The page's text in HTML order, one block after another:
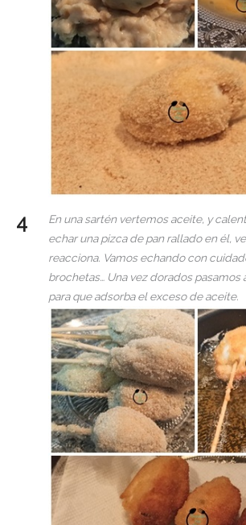
En una sartén vertemos aceite, y
echar una pizca de pan rallado en él,
reacciona. Vamos echando con
brochetas… Una vez dorados pasamos
para que adsorba el exceso de aceite.